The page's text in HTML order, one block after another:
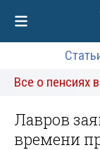
Все о пенсиях
Лавров
времени